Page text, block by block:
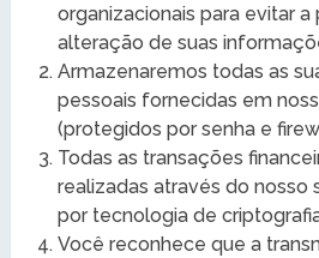
organizacionais para evitar a
alteração de suas
Armazenaremos todas as
pessoais fornecidas em
(protegidos por senha e
Todas as transações
realizadas através do nosso
por tecnologia de
Você reconhece que a